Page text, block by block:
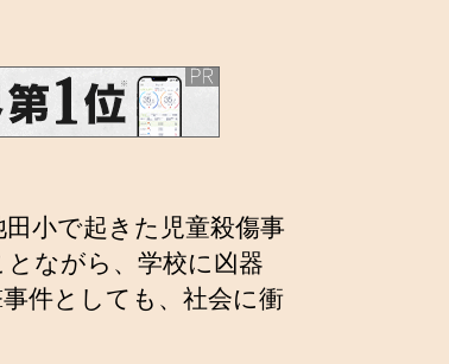
小で起きた児童殺傷事
ながら、学校に凶器
件としても、社会に衝